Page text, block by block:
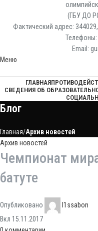
(ГБУ ДО
Фактический адрес:
Телефоны:
Email:
Меню
ГЛАВНАЯ
СВЕДЕНИЯ ОБ
Блог
Главная Архив новостей
Архив новостей
Чемпионат
батуте
Опубликовано
l1ssabon
Вкл 15.11.2017